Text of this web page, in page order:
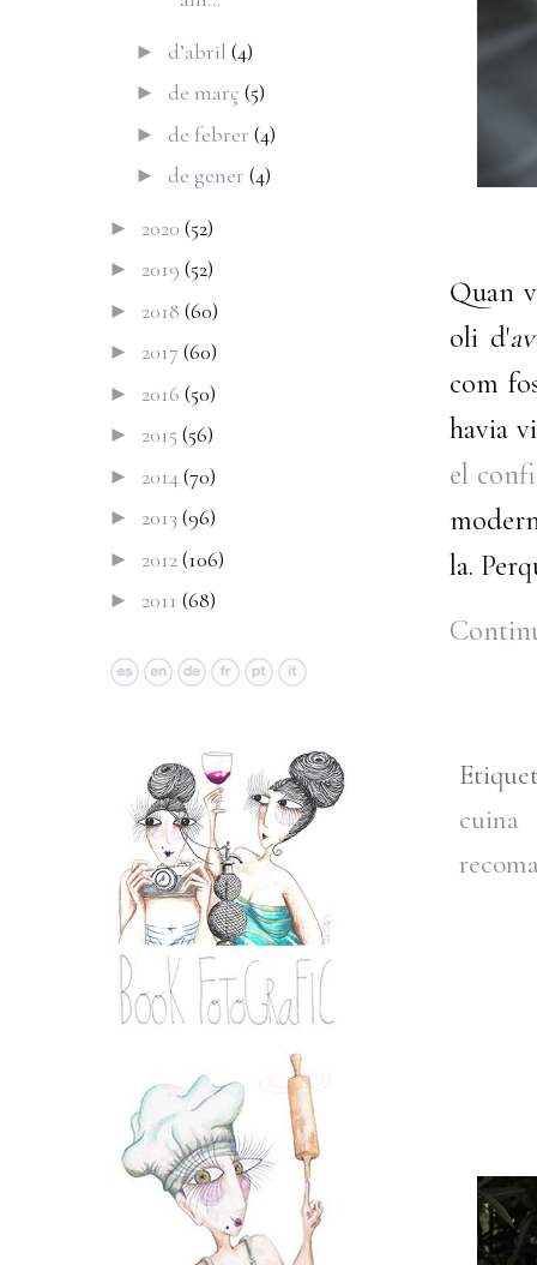
Quan
oli d'
com
havia
el
la.
cuina
► d’abril (4)
► de març (5)
► de febrer (4)
► de gener (4)
► 2020 (52)
► 2019 (52)
► 2018 (60)
► 2017 (60)
► 2016 (50)
► 2015 (56)
► 2014(70)
► 2013 (96)
► 2012(106)
► 2011 (68)